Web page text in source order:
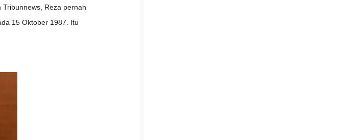
Reza pernah
15 Oktober 1987. Itu